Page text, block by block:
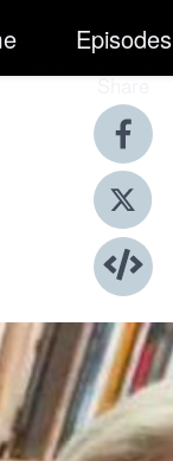
Episodes
Share